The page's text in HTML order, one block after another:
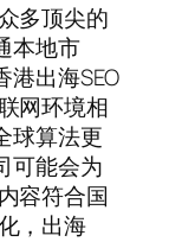
多顶尖的
本地市
港出海SEO
网环境相
球算法更
可能会为
容符合国
，出海